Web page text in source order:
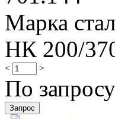
Марка
НК 200/
< >
По запросу